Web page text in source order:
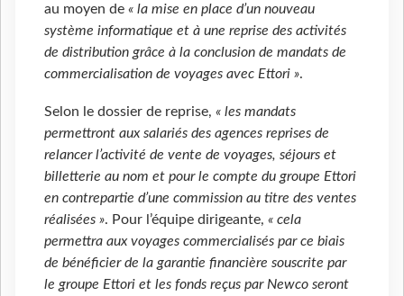
au moyen de « la mise en place d’un nouveau
système informatique et à une reprise des activités
de distribution grâce à la conclusion de mandats de
commercialisation de voyages avec Ettori ».
Selon le dossier de reprise, « les mandats
permettront aux salariés des agences reprises de
relancer l’activité de vente de voyages, séjours et
billetterie au nom et pour le compte du groupe Ettori
en contrepartie d’une commission au titre des ventes
réalisées ». Pour l’équipe dirigeante, « cela
permettra aux voyages commercialisés par ce biais
de bénéficier de la garantie financière souscrite par
le groupe Ettori et les fonds reçus par Newco seront